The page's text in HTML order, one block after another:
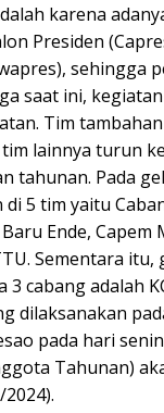
karena
Presiden
sehingga
saat ini,
Tim
lainnya turun
tahunan. Pada
5 tim yaitu
Ende, Capem
Sementara itu,
3 cabang adalah
dilaksanakan
pada hari
Tahunan)